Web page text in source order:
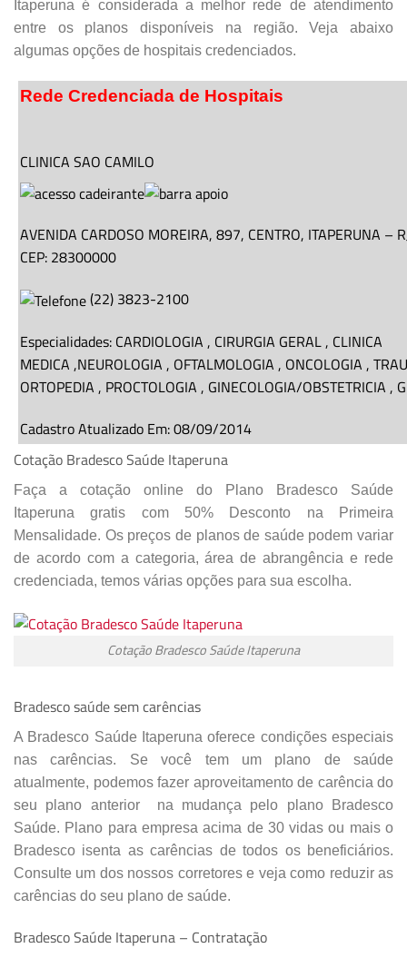
Itaperuna é considerada a melhor rede de atendimento
entre os planos disponíveis na região. Veja abaixo
algumas opções de hospitais credenciados.
Rede Credenciada de Hospitais
CLINICA SAO CAMILO
AVENIDA CARDOSO MOREIRA, 897, CENTRO, ITAPERUNA –
CEP: 28300000
(22) 3823-2100
Especialidades: CARDIOLOGIA , CIRURGIA GERAL, CLINICA
MEDICA ,NEUROLOGIA , OFTALMOLOGIA , ONCOLOGIA ,
ORTOPEDIA , PROCTOLOGIA , GINECOLOGIA/OBSTETRICIA ,
Cadastro Atualizado Em:08/09/2014
Cotação Bradesco Saúde Itaperuna
Faça a cotação online do Plano Bradesco Saúde
Itaperuna gratis com 50% Desconto na Primeira
Mensalidade. Os preços de planos de saúde podem variar
de acordo com a categoria, área de abrangência e rede
credenciada, temos várias opções para sua escolha.
Cotação Bradesco Saúde Itaperuna
Bradesco saúde sem carências
A Bradesco Saúde Itaperuna oferece condições especiais
nas carências. Se você tem um plano de saúde
atualmente, podemos fazer aproveitamento de carência do
seu plano anterior
na mudança pelo plano Bradesco
Saúde. Plano para empresa acima de 30 vidas ou mais o
Bradesco isenta as carências de todos os beneficiários.
Consulte um dos nossos corretores e veja como reduzir as
carências do seu plano de saúde.
Bradesco Saúde Itaperuna – Contratação